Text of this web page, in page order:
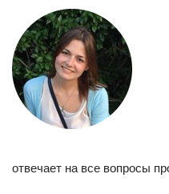
отвечает на все вопросы